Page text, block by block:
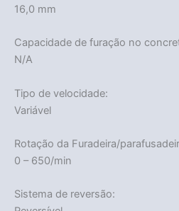
16,0 mm
Capacidade de furação no
N/A
Tipo de velocidade:
Variável
Rotação da Furadeira/
0 – 650/min
Sistema de reversão: